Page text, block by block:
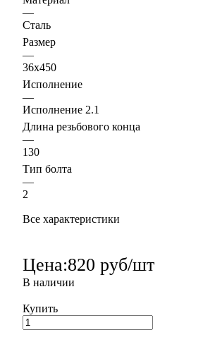
—
Сталь
Размер
—
36х450
Исполнение
—
Исполнение 2.1
Длина резьбового конца
—
130
Тип болта
—
2
Все характеристики
Цена:820 руб/шт
В наличии
Купить